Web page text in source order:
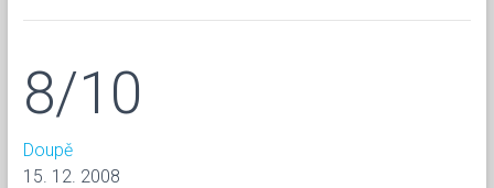
8/10
Doupě
15. 12. 2008